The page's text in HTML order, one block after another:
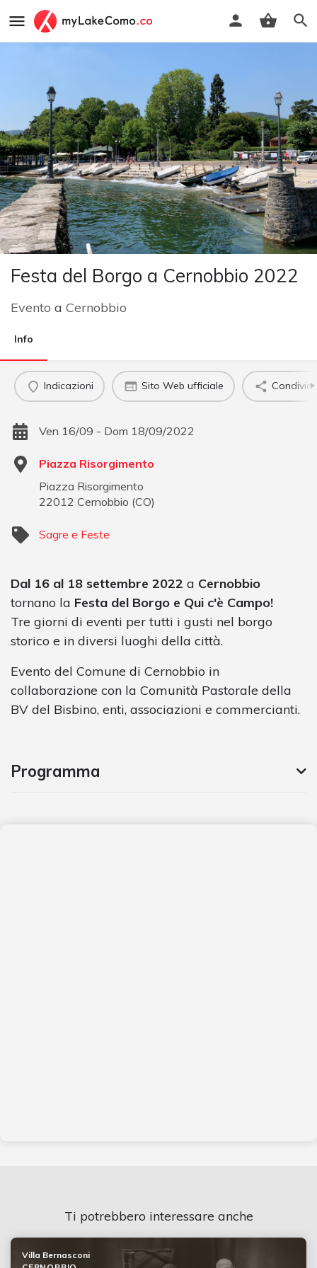
Festa del Borgo a Cernobbio 2022
Evento a Cernobbio
Info
Indicazioni Sito Web ufficiale Condividi
Ven 16/09 - Dom 18/09/2022
Piazza Risorgimento
Piazza Risorgimento
22012 Cernobbio (CO)
Sagre e Feste
Dal 16 al 18 settembre 2022 a Cernobbio
tornano la Festa del Borgo e Qui c'è Campo!
Tre giorni di eventi per tutti i gusti nel borgo
storico e in diversi luoghi della città.
Evento del Comune di Cernobbio in
collaborazione con la Comunità Pastorale della
BV del Bisbino, enti, associazioni e commercianti.
Programma
Ti potrebbero interessare anche
Villa Bernasconi